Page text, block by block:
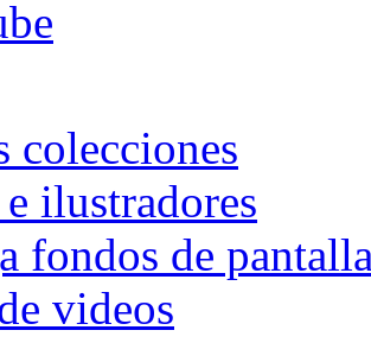
colecciones
ilustradores
fondos de
videos